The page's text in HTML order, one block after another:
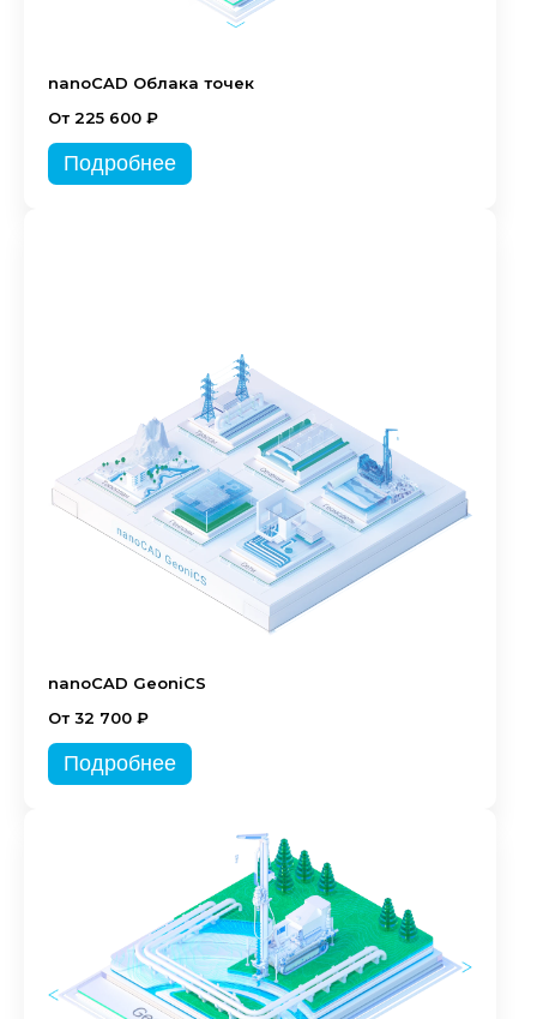
nanoCAD Облака точек
От 225 600 ₽
Подробнее
nanoCAD GeoniCS
От 32 700 ₽
Подробнее